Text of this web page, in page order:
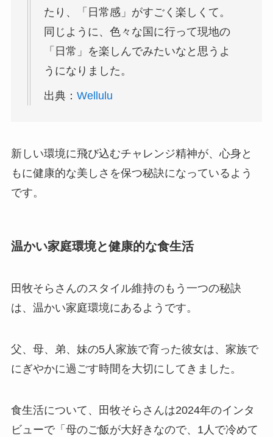
たり、「日常感」がすごく楽しくて。
同じように、色々な国に行って現地の
「日常」を楽しんでみたいなと思うよ
うになりました。
出典： Wellulu
新しい環境に飛び込むチャレンジ精神が、心身と
もに健康的な美しさを保つ秘訣になっているよう
です。
温かい家庭環境と健康的な食生活
田牧そらさんのスタイル維持のもう一つの秘訣
は、温かい家庭環境にあるようです。
父、母、弟、妹の5人家族で育った彼女は、家族で
にぎやかに過ごす時間を大切にしてきました。
食生活について、田牧そらさんは2024年のインタ
ビューで「母のご飯が大好きなので、1人で冷めて